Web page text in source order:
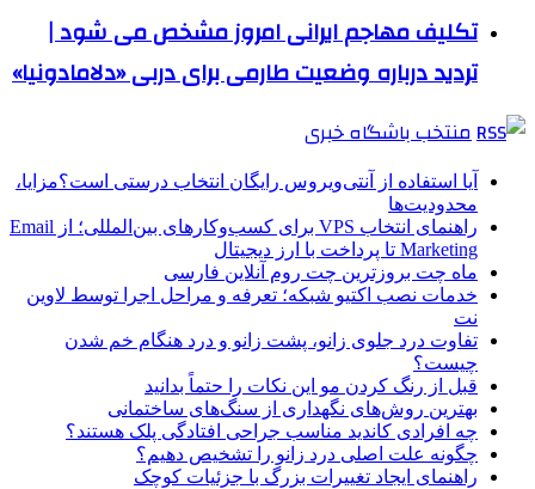
تکلیف مهاجم ایرانی امروز مشخص می شود |
تردید درباره وضعیت طارمی برای دربی «دلامادونیا»
منتخب باشگاه خبری
آیا استفاده از آنتی‌ویروس رایگان انتخاب درستی است؟مزایا،
محدودیت‌ها
راهنمای انتخاب VPS برای کسب‌وکارهای بین‌المللی؛ از Email
Marketing تا پرداخت با ارز دیجیتال
ماه چت بروزترین چت روم آنلاین فارسی
خدمات نصب اکتیو شبکه؛ تعرفه و مراحل اجرا توسط لاوین
نت
تفاوت درد جلوی زانو، پشت زانو و درد هنگام خم شدن
چیست؟
قبل از رنگ کردن مو این نکات را حتماً بدانید
بهترین روش‌های نگهداری از سنگ‌های ساختمانی
چه افرادی کاندید مناسب جراحی افتادگی پلک هستند؟
چگونه علت اصلی درد زانو را تشخیص دهیم؟
راهنمای ایجاد تغییرات بزرگ با جزئیات کوچک